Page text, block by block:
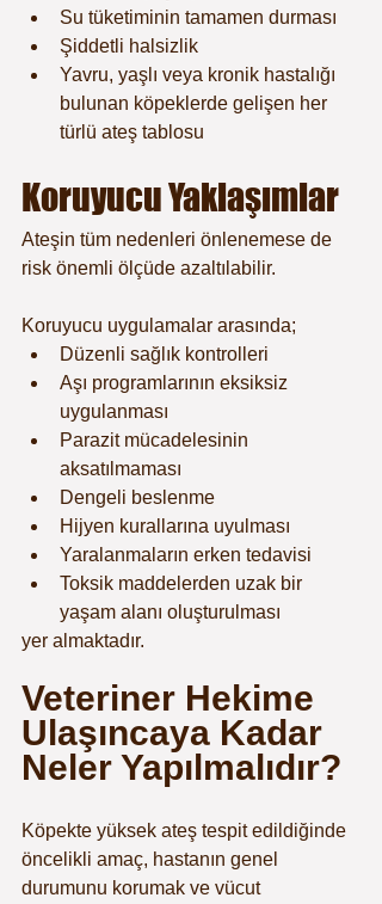
Su tüketiminin tamamen durması
Şiddetli halsizlik
Yavru, yaşlı veya kronik hastalığı
bulunan köpeklerde gelişen her
türlü ateş tablosu
Koruyucu Yaklaşımlar
Ateşin tüm nedenleri önlenemese de
risk önemli ölçüde azaltılabilir.
Koruyucu uygulamalar arasında;
Düzenli sağlık kontrolleri
Aşı programlarının eksiksiz
uygulanması
Parazit mücadelesinin
aksatılmaması
Dengeli beslenme
Hijyen kurallarına uyulması
Yaralanmaların erken tedavisi
Toksik maddelerden uzak bir
yaşam alanı oluşturulması
yer almaktadır.
Veteriner Hekime
Ulaşıncaya Kadar
Neler Yapılmalıdır?
Köpekte yüksek ateş tespit edildiğinde
öncelikli amaç, hastanın genel
durumunu korumak ve vücut